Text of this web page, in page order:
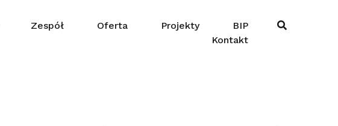
Zespół Oferta Projekty
BIP
Kontakt